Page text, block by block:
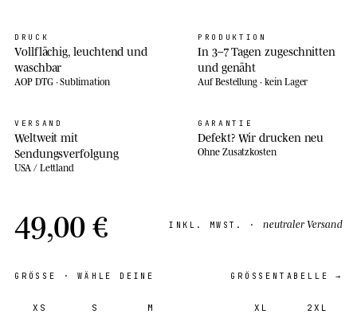
DRUCK
Vollflächig, leuchtend und
waschbar
AOP DTG · Sublimation
PRODUKTION
In 3–7 Tagen zugeschnitten
und genäht
Auf Bestellung · kein Lager
VERSAND
Weltweit mit
Sendungsverfolgung
USA / Lettland
GARANTIE
Defekt? Wir drucken neu
Ohne Zusatzkosten
49,00 € INKL. MWST. · neutraler Versand
GRÖSSE · WÄHLE DEINE GRÖSSENTABELLE →
XS S M XL 2XL